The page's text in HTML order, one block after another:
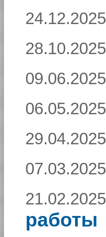
24.12.2025
28.10.2025
09.06.2025
06.05.2025
29.04.2025
07.03.2025
21.02.2025
работы